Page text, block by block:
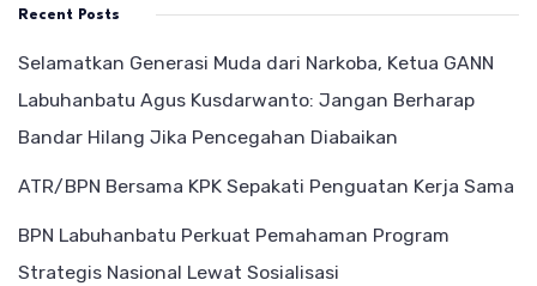
Recent Posts
Selamatkan Generasi Muda dari Narkoba, Ketua GANN
Labuhanbatu Agus Kusdarwanto: Jangan Berharap
Bandar Hilang Jika Pencegahan Diabaikan
ATR/BPN Bersama KPK Sepakati Penguatan Kerja Sama
BPN Labuhanbatu Perkuat Pemahaman Program
Strategis Nasional Lewat Sosialisasi